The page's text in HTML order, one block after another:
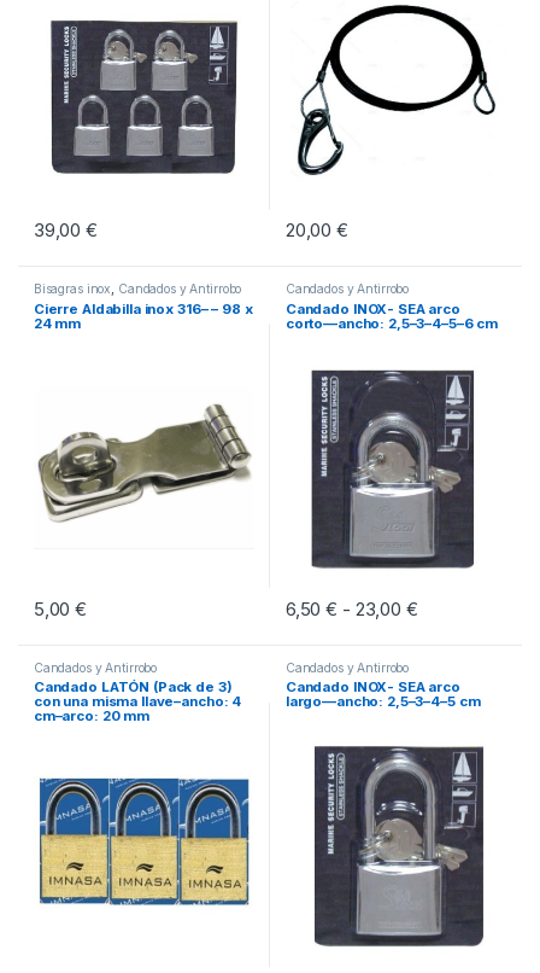
39,00€ 20,00€
Bisagras inox Candados y Antirrobo
Cierre Aldabilla inox 316– – 98 x
24 mm
5,00€
Candados y Antirrobo
Candado INOX- SEA arco
corto––ancho: 2,5–3–4–5–6 cm
6,50€ - 23,00 €Rango de
Este producto tiene múltiples
Candados y Antirrobo
Candado LATÓN (Pack de 3)
con una misma llave–ancho: 4
cm–arco: 20 mm
Candados y Antirrobo
Candado INOX- SEA arco
largo––ancho: 2,5–3–4–5 cm